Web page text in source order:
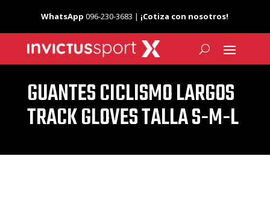
WhatsApp 096-230-3683 | ¡Cotiza con nosotros!
GUANTES CICLISMO LARGOS
TRACK GLOVES TALLA S-M-L